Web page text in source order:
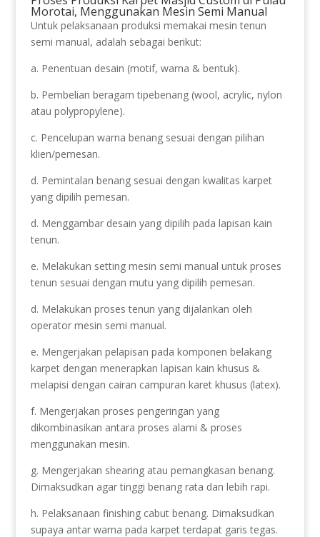
Morotai, Menggunakan Mesin Semi Manual
Untuk pelaksanaan produksi memakai mesin tenun
semi manual, adalah sebagai berikut:
a. Penentuan desain (motif, warna & bentuk).
b. Pembelian beragam tipebenang (wool, acrylic, nylon
atau polypropylene).
c. Pencelupan warna benang sesuai dengan pilihan
klien/pemesan.
d. Pemintalan benang sesuai dengan kwalitas karpet
yang dipilih pemesan.
d. Menggambar desain yang dipilih pada lapisan kain
tenun.
e. Melakukan setting mesin semi manual untuk proses
tenun sesuai dengan mutu yang dipilih pemesan.
d. Melakukan proses tenun yang dijalankan oleh
operator mesin semi manual.
e. Mengerjakan pelapisan pada komponen belakang
karpet dengan menerapkan lapisan kain khusus &
melapisi dengan cairan campuran karet khusus (latex).
f. Mengerjakan proses pengeringan yang
dikombinasikan antara proses alami & proses
menggunakan mesin.
g. Mengerjakan shearing atau pemangkasan benang.
Dimaksudkan agar tinggi benang rata dan lebih rapi.
h. Pelaksanaan finishing cabut benang. Dimaksudkan
supaya antar warna pada karpet terdapat garis tegas.